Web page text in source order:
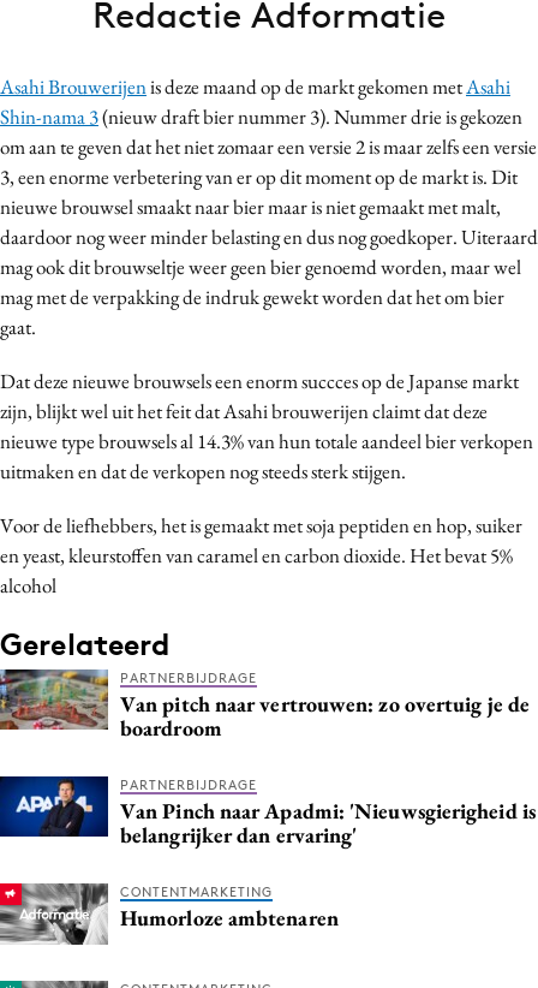
Carriere
Contentmarketing
Craft
Customer Experience
Data & Insights
Design
Digital transformation
Diversiteit
Effectiviteit
Gedragsverandering
Influencer marketing
Martech
Media
Merkstrategie
PR
Programmatic
Purpose Marketing
Reputatie & crisis
Asahi Brouwerijenis deze maand op de markt gekomen metAsahi
Shin-nama 3(nieuw draft bier nummer 3). Nummer drie is gekozen
om aan te geven dat het niet zomaar een versie 2 is maar zelfs een versie
3, een enorme verbetering van er op dit moment op de markt is. Dit
nieuwe brouwsel smaakt naar bier maar is niet gemaakt met malt,
daardoor nog weer minder belasting en dus nog goedkoper. Uiteraard
mag ook dit brouwseltje weer geen bier genoemd worden, maar wel
mag met de verpakking de indruk gewekt worden dat het om bier
gaat.
Dat deze nieuwe brouwsels een enorm succces op de Japanse markt
zijn, blijkt wel uit het feit dat Asahi brouwerijen claimt dat deze
nieuwe type brouwsels al 14.3% van hun totale aandeel bier verkopen
uitmaken en dat de verkopen nog steeds sterk stijgen.
Voor de liefhebbers, het is gemaakt met soja peptiden en hop, suiker
en yeast, kleurstoffen van caramel en carbon dioxide. Het bevat 5%
alcohol
Gerelateerd
PARTNERBIJDRAGE
Van pitch naar vertrouwen: zo overtuig je de
boardroom
PARTNERBIJDRAGE
Van Pinch naar Apadmi: 'Nieuwsgierigheid is
belangrijker dan ervaring'
CONTENTMARKETING
Humorloze ambtenaren
Redactie Adformatie